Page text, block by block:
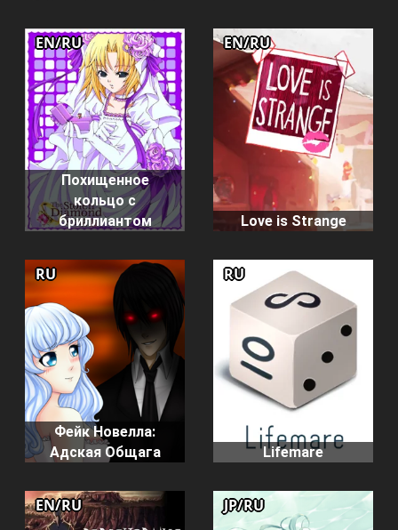
Похищенное
кольцо с
бриллиантом
EN/RU
Love is Strange
EN/RU
Фейк Новелла:
Адская Общага
RU
Lifemare
RU
EN/RU JP/RU